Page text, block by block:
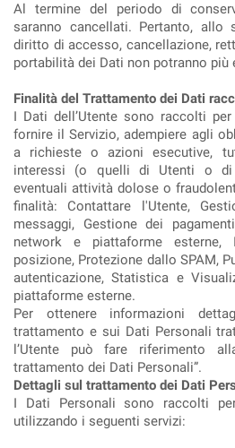
Al termine del periodo di
saranno cancellati. Pertanto, allo
diritto di accesso, cancellazione,
portabilità dei Dati non potranno più
Finalità del Trattamento dei Dati
I Dati dell’Utente sono raccolti
fornire il Servizio, adempiere agli
a richieste o azioni esecutive,
interessi (o quelli di Utenti o di
eventuali attività dolose o
finalità: Contattare l'Utente,
messaggi, Gestione dei
network e piattaforme esterne,
posizione, Protezione dallo SPAM,
autenticazione, Statistica e
piattaforme esterne.
Per ottenere informazioni
trattamento e sui Dati Personali
l’Utente può fare riferimento
trattamento dei Dati Personali”.
Dettagli sul trattamento dei Dati
I Dati Personali sono raccolti
utilizzando i seguenti servizi: